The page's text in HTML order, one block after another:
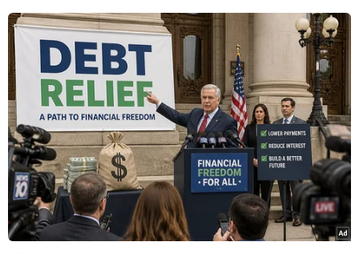
giữ hôm 11/12 vừa qua tại hai thành phố Nice và
Nantes. Sau khi điều tra, 8 đối tượng đã được
trả tự do.
Ba đối tượng còn lại trong độ tuổi từ 24-36, bị
buộc tội liên quan tới âm mưu khủng bố tại
Nice.
Nhà chức trách Pháp đã liên tục tiến hành các
vụ điều tra và bắt giữ nhằm vào một "đường dây
hậu cần," tập hợp những đối tượng tình nghi đã